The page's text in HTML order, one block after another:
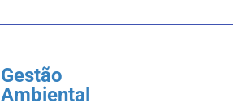
Gestão
Ambiental